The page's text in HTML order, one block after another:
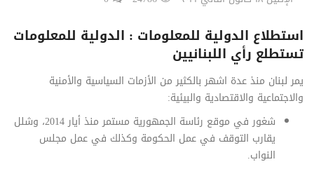
استطلاع الدولية للمعلومات : الدولية للمعلومات
تستطلع رأي اللبنانيين
يمر لبنان منذ عدة اشهر بالكثير من الأزمات السياسية والأمنية
والاجتماعية والاقتصادية والبيئية:
شغور في موقع رئاسة الجمهورية مستمر منذ أيار 2014، وشلل
يقارب التوقف في عمل الحكومة وكذلك في عمل مجلس
النواب.